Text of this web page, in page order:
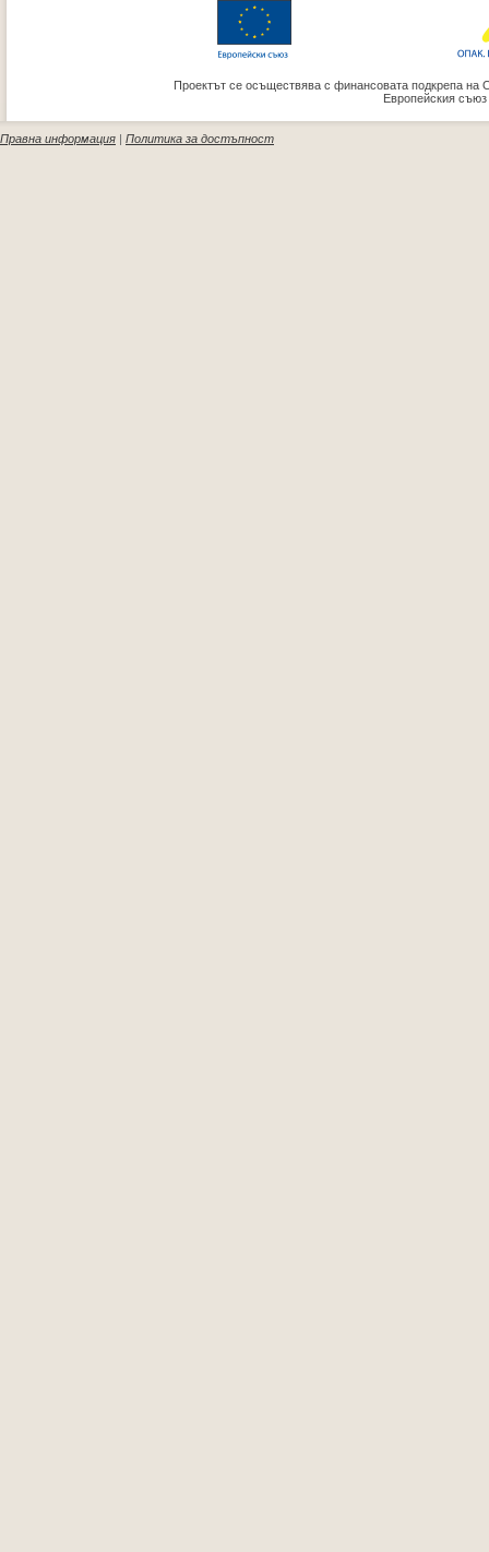
Проектът се осъществява с финансовата подкрепа на
Европейския
Правна информация | Политика за достъпност